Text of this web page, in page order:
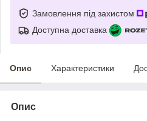
Замовлення під захистом
Доступна доставка
Опис Характеристики
Опис